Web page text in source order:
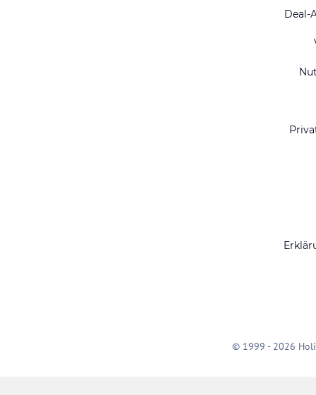
Deal-
© 1999 - 2026